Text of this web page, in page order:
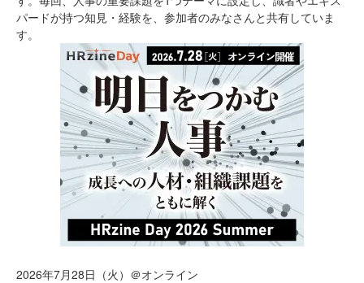
パードが持つ知見・経験を、参加者のみなさんと共有していま
す。
2026年7月28日（火）＠オンライン